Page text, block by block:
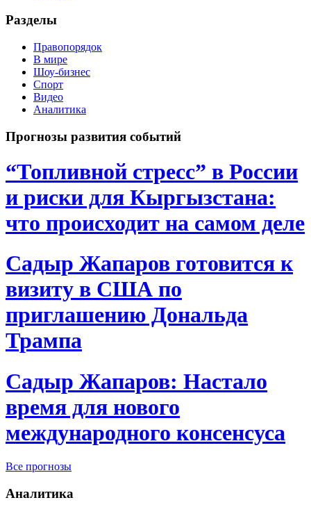
Разделы
Правопорядок
В мире
Шоу-бизнес
Спорт
Видео
Аналитика
Прогнозы развития событий
“Топливной стресс” в России
и риски для Кыргызстана:
что происходит на самом деле
Садыр Жапаров готовится к
визиту в США по
приглашению Дональда
Трампа
Садыр Жапаров: Настало
время для нового
международного консенсуса
Все прогнозы
Аналитика